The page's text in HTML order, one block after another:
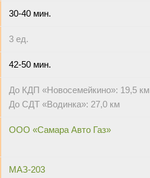
30-40 мин.
3 ед.
42-50 мин.
До КДП «Новосемейкино»: 19,5 км
До СДТ «Водинка»: 27,0 км
ООО «Самара Авто Газ»
МАЗ-203